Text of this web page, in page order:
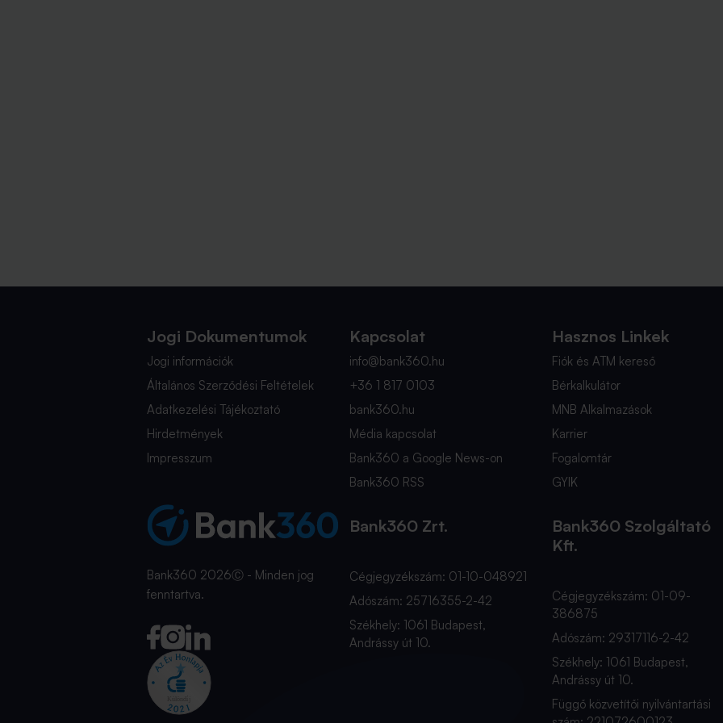
Jogi Dokumentumok
Jogi információk
Általános Szerződési Feltételek
Adatkezelési Tájékoztató
Hirdetmények
Impresszum
Kapcsolat
info@bank360.hu
+36 1 817 0103
bank360.hu
Média kapcsolat
Bank360 a Google News-on
Bank360 RSS
Hasznos Linkek
Fiók és ATM kereső
Bérkalkulátor
MNB Alkalmazások
Karrier
Fogalomtár
GYIK
Bank360 2026Ⓒ - Minden jog
fenntartva.
Bank360 Zrt.
Cégjegyzékszám: 01-10-048921
Adószám: 25716355-2-42
Székhely: 1061 Budapest,
Andrássy út 10.
Bank360 Szolgáltató
Kft.
Cégjegyzékszám: 01-09-
386875
Adószám: 29317116-2-42
Székhely: 1061 Budapest,
Andrássy út 10.
Függő közvetítői nyilvántartási